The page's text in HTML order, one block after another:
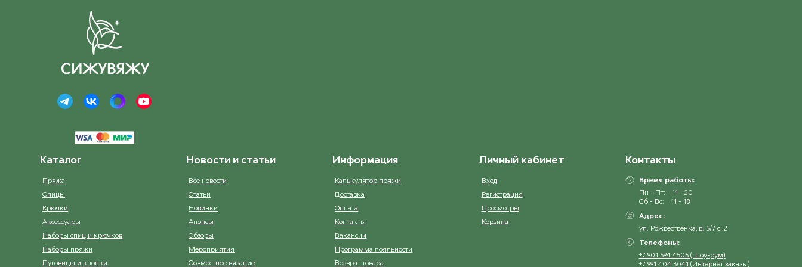
32 Натуальный
Каталог
Пряжа
Спицы
Крючки
Аксессуары
Наборы спиц и крючков
Наборы пряжи
Пуговицы и кнопки
Новости и статьи
Все новости
Статьи
Новинки
Анонсы
Обзоры
Мероприятия
Совместное вязание
Информация
Калькулятор пряжи
Доставка
Оплата
Контакты
Вакансии
Программа лояльности
Возврат товара
Личный кабинет
Вход
Регистрация
Просмотры
Корзина
Контакты
Время работы:
Пн - Пт:
11 - 20
Сб - Вс:
11 - 18
Адрес:
ул. Рождественка, д. 5/7 с. 2
Телефоны:
+7 901 594 4505 (Шоу-рум)
+7 991 404 3041 (Интернет заказы)